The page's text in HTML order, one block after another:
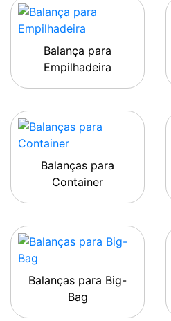
Balança para
Empilhadeira
Balanças para
Container
Balanças para Big-
Bag